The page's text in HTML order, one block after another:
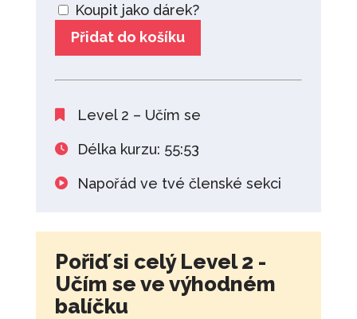
Koupit jako dárek?
Přidat do košíku
Level 2 – Učím se
Délka kurzu: 55:53
Napořád ve tvé členské sekci
Pořiď si celý Level 2 -
Učím se ve výhodném
balíčku